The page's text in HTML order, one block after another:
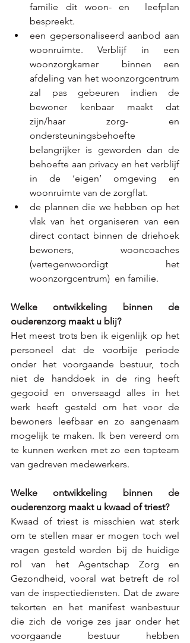
familie dit woon- en  leefplan
bespreekt.
een gepersonaliseerd aanbod aan
woonruimte. Verblijf in een
woonzorgkamer  binnen een
afdeling van het woonzorgcentrum
zal pas gebeuren indien de
bewoner kenbaar maakt dat
zijn/haar zorg- en
ondersteuningsbehoefte
belangrijker is geworden dan de
behoefte aan privacy en het verblijf
in de ‘eigen’ omgeving en
woonruimte van de zorgflat.
de plannen die we hebben op het
vlak van het organiseren van een
direct contact binnen de driehoek
bewoners, wooncoaches
(vertegenwoordigt het
woonzorgcentrum)  en familie.
Welke ontwikkeling binnen de
ouderenzorg maakt u blij?
Het meest trots ben ik eigenlijk op het
personeel dat de voorbije periode
onder het voorgaande bestuur, toch
niet de handdoek in de ring heeft
gegooid en onversaagd alles in het
werk heeft gesteld om het voor de
bewoners leefbaar en zo aangenaam
mogelijk te maken. Ik ben vereerd om
te kunnen werken met zo een topteam
van gedreven medewerkers.
Welke ontwikkeling binnen de
ouderenzorg maakt u kwaad of triest?
Kwaad of triest is misschien wat sterk
om te stellen maar er mogen toch wel
vragen gesteld worden bij de huidige
rol van het Agentschap Zorg en
Gezondheid, vooral wat betreft de rol
van de inspectiediensten. Dat de zware
tekorten en het manifest wanbestuur
die zich de vorige zes jaar onder het
voorgaande bestuur hebben